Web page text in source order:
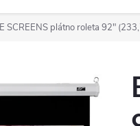
SCREENS plátno roleta 92"